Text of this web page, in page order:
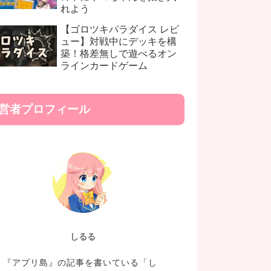
れよう
【ゴロツキパラダイス レビ
ュー】対戦中にデッキを構
築！格差無しで遊べるオン
ラインカードゲーム
者プロフィール
しるる
『アプリ島』の記事を書いている「し